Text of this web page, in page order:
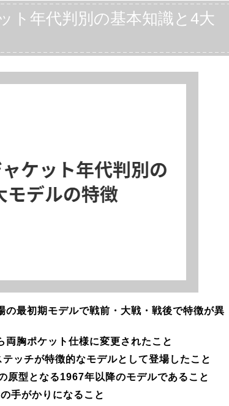
ト年代判別の基本知識と4大
最初期モデルで戦前・大戦・戦後で特徴が異
胸ポケット仕様に変更されたこと
ッチが特徴的なモデルとして登場したこと
原型となる1967年以降のモデルであること
手がかりになること